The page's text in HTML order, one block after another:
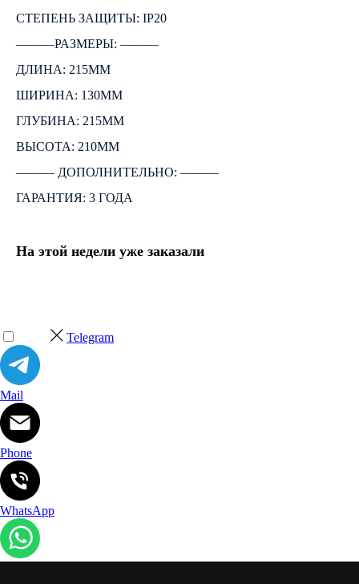
СТЕПЕНЬ ЗАЩИТЫ: IP20
―――РАЗМЕРЫ: ―――
ДЛИНА: 215ММ
ШИРИНА: 130ММ
ГЛУБИНА: 215ММ
ВЫСОТА: 210ММ
――― ДОПОЛНИТЕЛЬНО: ―――
ГАРАНТИЯ: 3 ГОДА
На этой недели уже заказали
Telegram
Mail
Phone
WhatsApp